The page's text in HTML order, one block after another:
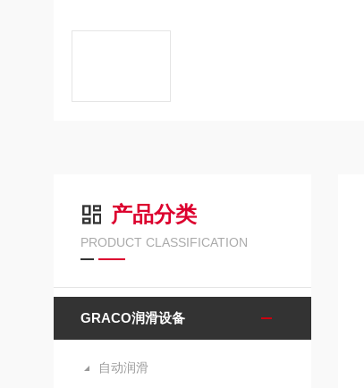
产品分类
PRODUCT CLASSIFICATION
GRACO润滑设备
自动润滑